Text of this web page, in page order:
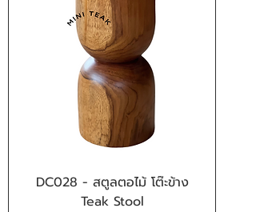
DC028 - สตูลตอไม้ โต๊ะข้าง
Teak Stool